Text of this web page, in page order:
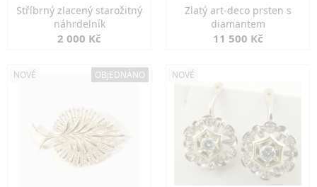
Stříbrný zlacený starožitný
náhrdelník
2 000 Kč
Zlatý art-deco prsten s
diamantem
11 500 Kč
NOVÉ OBJEDNÁNO NOVÉ